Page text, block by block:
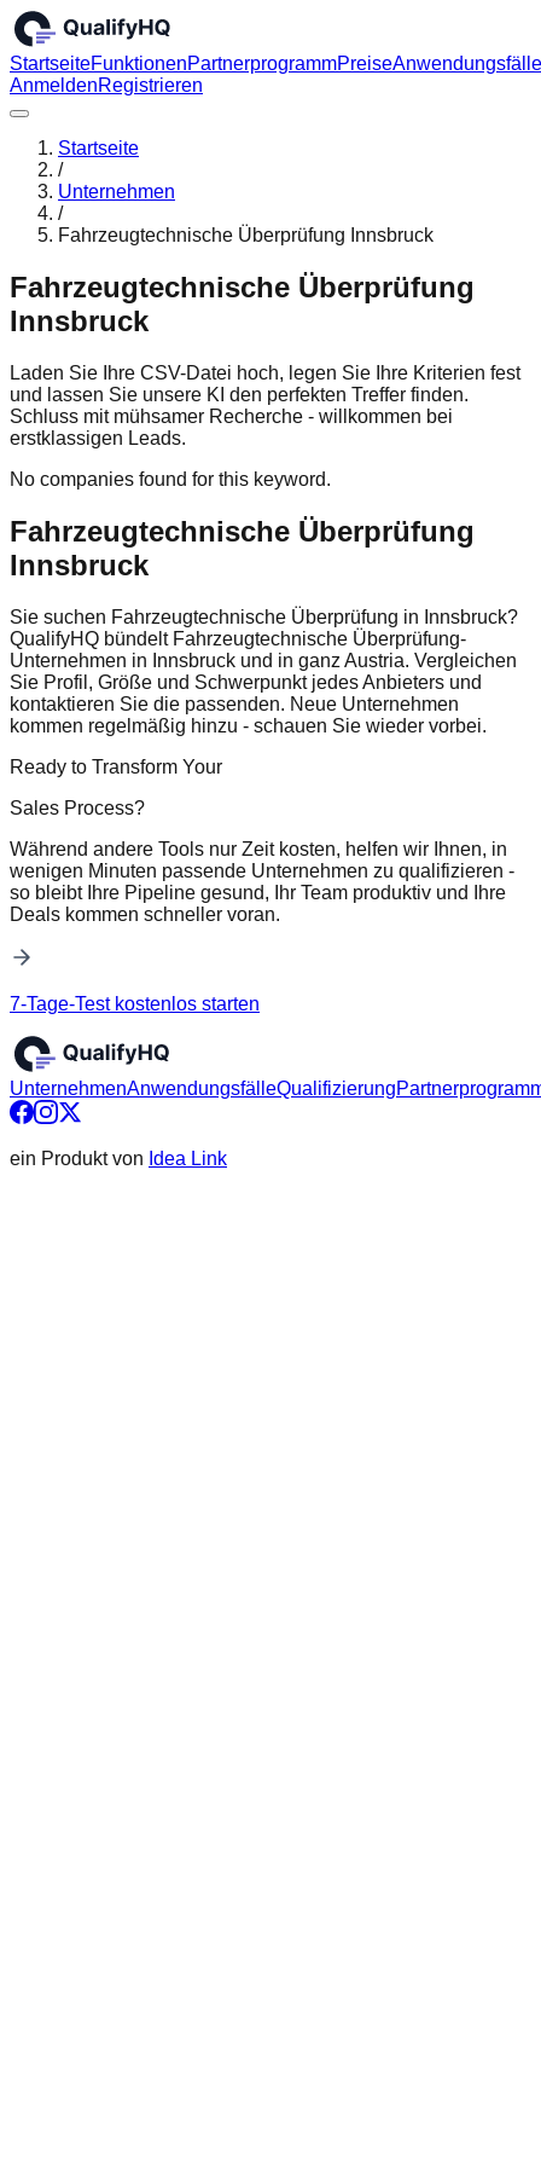
StartseiteFunktionenPartnerprogrammPreiseAnwendungsfälle
AnmeldenRegistrieren
Startseite
/
Unternehmen
/
Fahrzeugtechnische Überprüfung Innsbruck
Fahrzeugtechnische Überprüfung
Innsbruck
Laden Sie Ihre CSV-Datei hoch, legen Sie Ihre Kriterien fest
und lassen Sie unsere KI den perfekten Treffer finden.
Schluss mit mühsamer Recherche - willkommen bei
erstklassigen Leads.
No companies found for this keyword.
Fahrzeugtechnische Überprüfung
Innsbruck
Sie suchen Fahrzeugtechnische Überprüfung in Innsbruck?
QualifyHQ bündelt Fahrzeugtechnische Überprüfung-
Unternehmen in Innsbruck und in ganz Austria. Vergleichen
Sie Profil, Größe und Schwerpunkt jedes Anbieters und
kontaktieren Sie die passenden. Neue Unternehmen
kommen regelmäßig hinzu - schauen Sie wieder vorbei.
Ready to Transform Your
Sales Process?
Während andere Tools nur Zeit kosten, helfen wir Ihnen, in
wenigen Minuten passende Unternehmen zu qualifizieren -
so bleibt Ihre Pipeline gesund, Ihr Team produktiv und Ihre
Deals kommen schneller voran.
7-Tage-Test kostenlos starten
UnternehmenAnwendungsfälleQualifizierung
ein Produkt von Idea Link